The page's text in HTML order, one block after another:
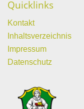
Quicklinks
Kontakt
Inhaltsverzeichnis
Impressum
Datenschutz